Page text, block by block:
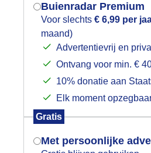
Buienradar Premium
Voor slechts € 6,99 per
maand)
Advertentievrij en
Ontvang voor min. €
10% donatie aan
Elk moment
Gratis
Met persoonlijke
Foto en video
slideshow
Mogen we je locatie
het
Indien je hier nog geen
gegeven, verschijnt er
je browser waarin
gevraagd